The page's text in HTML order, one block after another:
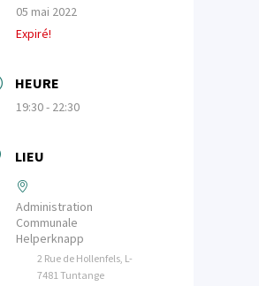
05 mai 2022
Expiré!
HEURE
19:30 - 22:30
LIEU
Administration
Communale
Helperknapp
2 Rue de Hollenfels, L-
7481 Tuntange